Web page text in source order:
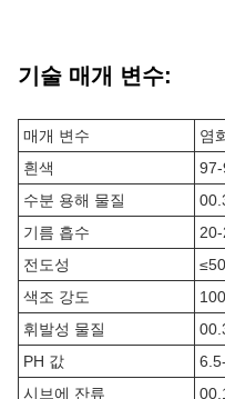
기술 매개 변수:
매개 변수
염
흰색
수분 용해 물질
기름 흡수
전도성
색조 강도
휘발성 물질
PH 값
시브에 잔류